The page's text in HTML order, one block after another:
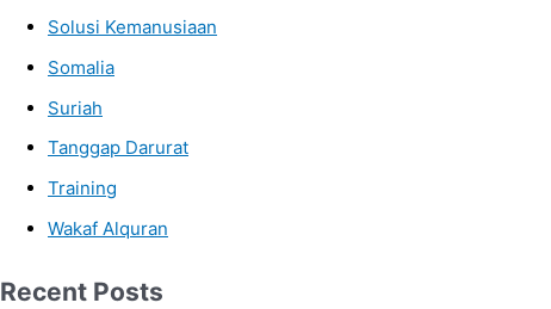
Solusi Kemanusiaan
Somalia
Suriah
Tanggap Darurat
Training
Wakaf Alquran
Recent Posts